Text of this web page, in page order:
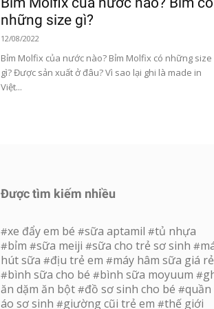
những size gì?
12/08/2022
Bỉm Molfix của nước nào? Bỉm Molfix có những size
gì? Được sản xuất ở đâu? Vì sao lại ghi là made in
Việt...
Được tìm kiếm nhiều
#xe đẩy em bé #sữa aptamil #tủ nhựa
#bỉm #sữa meiji #sữa cho trẻ sơ sinh #
hút sữa #địu trẻ em #máy hâm sữa giá rẻ
#bình sữa cho bé #bình sữa moyuum #
ăn dặm ăn bột #đồ sơ sinh cho bé #quần
áo sơ sinh #giường cũi trẻ em #thế giới